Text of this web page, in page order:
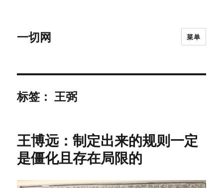
一切网 菜单
标签：王弼
王博远：制定出来的规则一定
是僵化且存在局限的